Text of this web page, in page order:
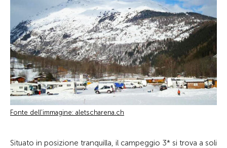
Fonte dell'immagine: aletscharena.ch
Situato in posizione tranquilla, il campeggio 3* si trova a soli